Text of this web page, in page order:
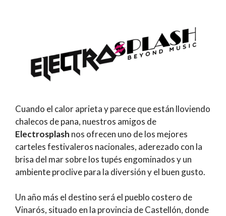
Cuando el calor aprieta y parece que están lloviendo
chalecos de pana, nuestros amigos de
Electrosplash nos ofrecen uno de los mejores
carteles festivaleros nacionales, aderezado con la
brisa del mar sobre los tupés engominados y un
ambiente proclive para la diversión y el buen gusto.
Un año más el destino será el pueblo costero de
Vinarós, situado en la provincia de Castellón, donde